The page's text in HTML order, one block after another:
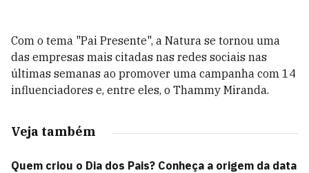
Com o tema "Pai Presente", a Natura se tornou uma
das empresas mais citadas nas redes sociais nas
últimas semanas ao promover uma campanha com 14
influenciadores e, entre eles, o Thammy Miranda.
Veja também
Quem criou o Dia dos Pais? Conheça a origem da data